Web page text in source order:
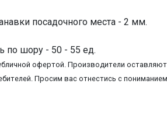
посадочного места - 2 мм.
по шору - 50 - 55 ед.
офертой. Производители
Просим вас отнестись с